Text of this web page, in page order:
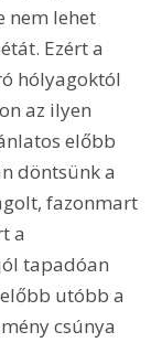
nem lehet
Ezért a
hólyagoktól
az ilyen
előbb
döntsünk a
fazonmart
a
tapadóan
utóbb a
csúnya